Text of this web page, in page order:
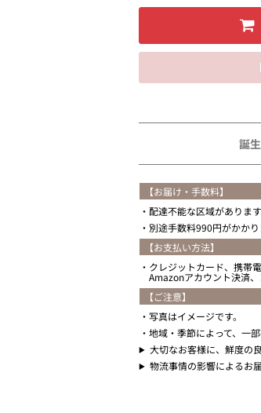
住所を
誕
【お届け・手数料】
配達不能な区域があります
別途手数料990円がかか
【お支払い方法】
クレジットカード、携帯
Amazonアカウント決済
【ご注意】
写真はイメージです。
地域・季節によって、一
大切なお客様に、鮮度の
物流事情の影響によるお